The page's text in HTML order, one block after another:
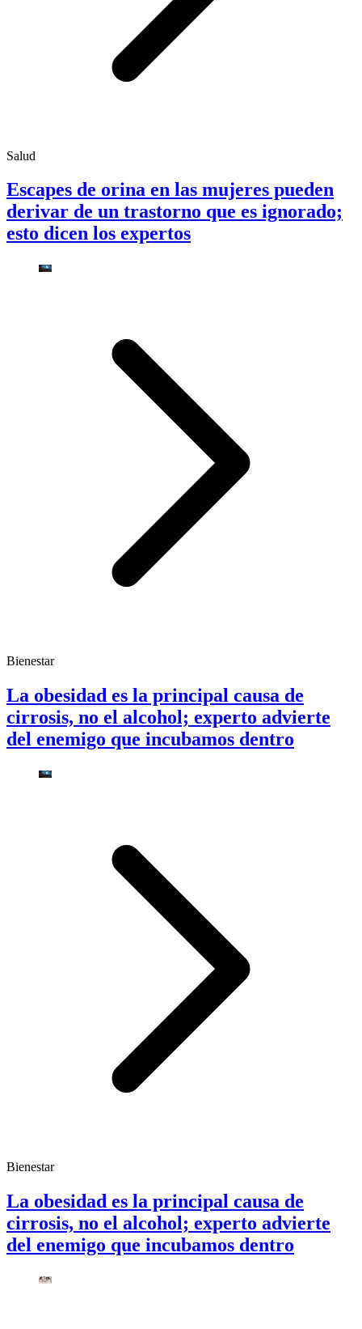
Salud
Escapes de orina en las mujeres pueden
derivar de un trastorno que es ignorado;
esto dicen los expertos
Bienestar
La obesidad es la principal causa de
cirrosis, no el alcohol; experto advierte
del enemigo que incubamos dentro
Bienestar
La obesidad es la principal causa de
cirrosis, no el alcohol; experto advierte
del enemigo que incubamos dentro